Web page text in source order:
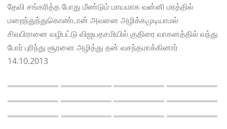
தேவி சங்கரித்த போது மீண்டும் மாயமாக வன்னி மரத்தில்
மறைந்துந்துகொண்டான் அவனை அழிக்கமுடியாமல்
சிவபிரானை வழிபட்டு விஜயதசமியில் குதிரை வாகனத்தில் வந்து
போர் புரிந்து சூரனை அழித்து தன் வசந்தமாக்கினார்
14.10.2013